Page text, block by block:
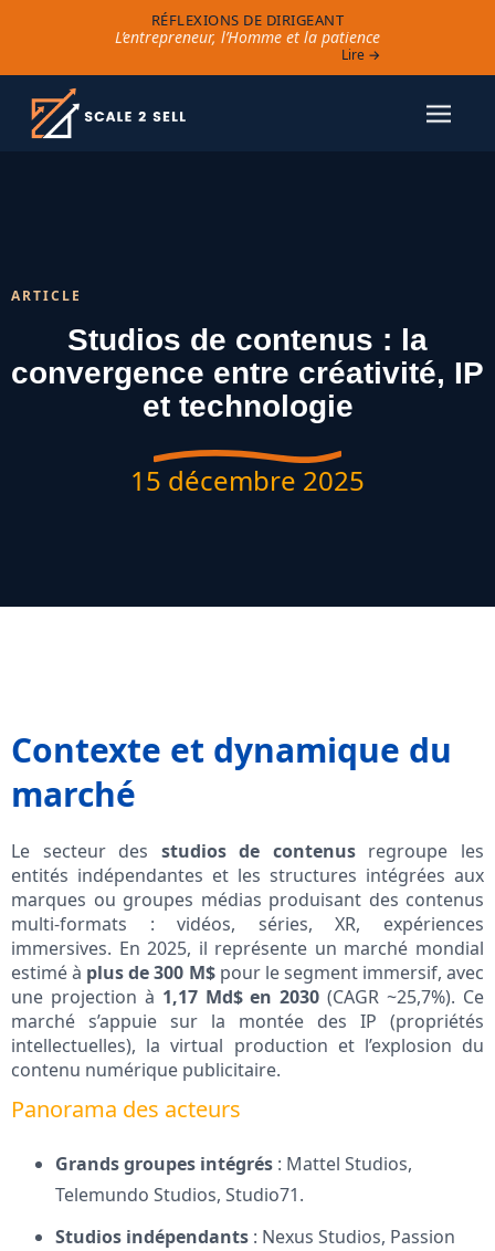
RÉFLEXIONS DE DIRIGEANT
L’entrepreneur, l’Homme et la patience
Lire →
ARTICLE
Studios de contenus : la
convergence entre créativité, IP
et technologie
15 décembre 2025
Contexte et dynamique du
marché
Le secteur des studios de contenusregroupe les
entités indépendantes et les structures intégrées aux
marques ou groupes médias produisant des contenus
multi-formats : vidéos, séries, XR, expériences
immersives. En 2025, il représente un marché mondial
estimé à plus de 300 M$pour le segment immersif, avec
une projection à 1,17 Md$ en 2030 (CAGR ~25,7%). Ce
marché s’appuie sur la montée des IP (propriétés
intellectuelles), la virtual production et l’explosion du
contenu numérique publicitaire.
Panorama des acteurs
Grands groupes intégrés : Mattel Studios,
Telemundo Studios, Studio71.
Studios indépendants : Nexus Studios, Passion